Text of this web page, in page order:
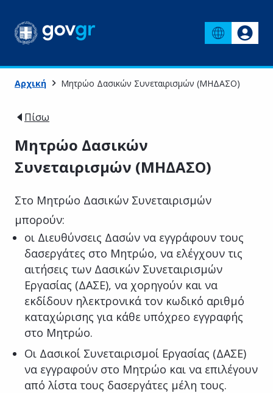
Αρχική Μητρώο Δασικών Συνεταιρισμών (ΜΗΔΑΣΟ)
Πίσω
Μητρώο Δασικών
Συνεταιρισμών (ΜΗΔΑΣΟ)
Στο Μητρώο Δασικών Συνεταιρισμών
μπορούν:
οι Διευθύνσεις Δασών να εγγράφουν τους
δασεργάτες στο Μητρώο, να ελέγχουν τις
αιτήσεις των Δασικών Συνεταιρισμών
Εργασίας (ΔΑΣΕ), να χορηγούν και να
εκδίδουν ηλεκτρονικά τον κωδικό αριθμό
καταχώρισης για κάθε υπόχρεο εγγραφής
στο Μητρώο.
Οι Δασικοί Συνεταιρισμοί Εργασίας (ΔΑΣΕ)
να εγγραφούν στο Μητρώο και να επιλέγουν
από λίστα τους δασεργάτες μέλη τους.